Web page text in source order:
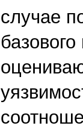
случае